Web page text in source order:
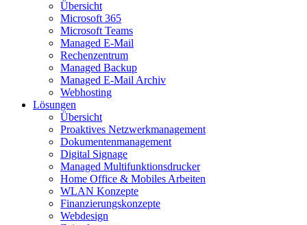
Übersicht
Microsoft 365
Microsoft Teams
Managed E-Mail
Rechenzentrum
Managed Backup
Managed E-Mail Archiv
Webhosting
Lösungen
Übersicht
Proaktives Netzwerkmanagement
Dokumentenmanagement
Digital Signage
Managed Multifunktionsdrucker
Home Office & Mobiles Arbeiten
WLAN Konzepte
Finanzierungskonzepte
Webdesign